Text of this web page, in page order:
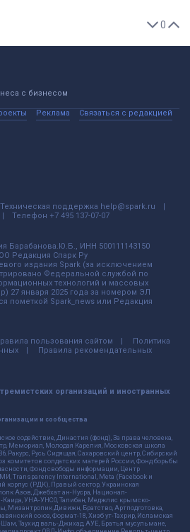
0
с бизнесом
Реклама Связаться с редакцией
Техническая поддержка help@spark.ru
Телефон +7 495 137-07-07
Барабанова.Ю.Б., ИНН 500111143150
Редакция Спарк Ру
издания Spark (за исключением
Федеральной службой по
технологий и массовых
27 января 2025 года за номером ЭЛ
пометкой Spark_news или Редакция
пользования сайтом
Политика
Правила рекомендательных
организаций и иностранных
и сообщества
содействие, Династия (фонд), За права человека,
Мемориал, Молодая Карелия, Московская школа
Ракурс, Русь Сидящая, Сахаровский центр, Сибирский
комитетов солдатских матерей России, Фонд борьбы
Фонд свободы информации, Центр
Transparency International, Meta (Facebook и
корпус (РДК), Правый сектор, Украинская
Азов, Джебхат ан-Нусра, Национал-
УНА-УНСО, Талибан, Меджлис крымско-
Мизантропик Дивижн, Братство, Артподготовка,
союз, Формат-18, Хизб ут-Тахрир, Исламская
Шам, Таухид валь-Джихад, АУЕ, Братья мусульмане,